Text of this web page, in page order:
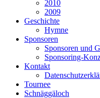
2010
2009
Geschichte
Hymne
Sponsoren
Sponsoren und
Sponsoring-
Kontakt
Tournee
Schnäggäloch